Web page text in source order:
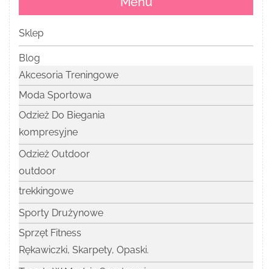
Sklep
Blog
Akcesoria Treningowe
Moda Sportowa
Odzież Do Biegania
kompresyjne
Odzież Outdoor
outdoor
trekkingowe
Sporty Drużynowe
Sprzęt Fitness
Rękawiczki, Skarpety, Opaski.